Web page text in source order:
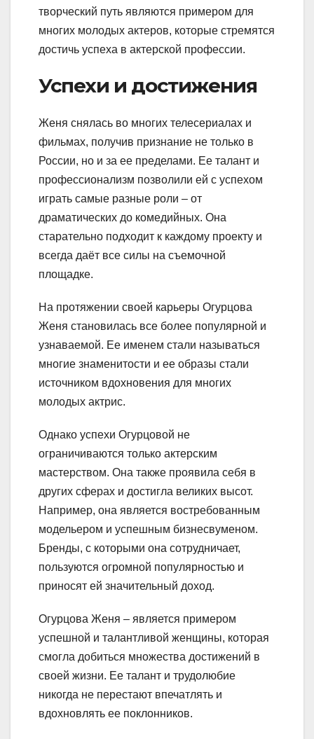
творческий путь являются примером для
многих молодых актеров, которые стремятся
достичь успеха в актерской профессии.
Успехи и достижения
Женя снялась во многих телесериалах и
фильмах, получив признание не только в
России, но и за ее пределами. Ее талант и
профессионализм позволили ей с успехом
играть самые разные роли – от
драматических до комедийных. Она
старательно подходит к каждому проекту и
всегда даёт все силы на съемочной
площадке.
На протяжении своей карьеры Огурцова
Женя становилась все более популярной и
узнаваемой. Ее именем стали называться
многие знаменитости и ее образы стали
источником вдохновения для многих
молодых актрис.
Однако успехи Огурцовой не
ограничиваются только актерским
мастерством. Она также проявила себя в
других сферах и достигла великих высот.
Например, она является востребованным
модельером и успешным бизнесвуменом.
Бренды, с которыми она сотрудничает,
пользуются огромной популярностью и
приносят ей значительный доход.
Огурцова Женя – является примером
успешной и талантливой женщины, которая
смогла добиться множества достижений в
своей жизни. Ее талант и трудолюбие
никогда не перестают впечатлять и
вдохновлять ее поклонников.